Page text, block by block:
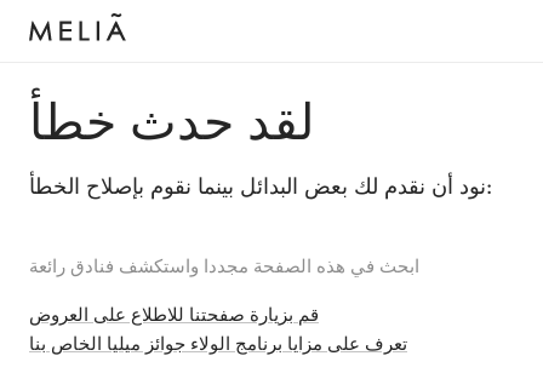
لقد حدث خطأ
نود أن نقدم لك بعض البدائل بينما نقوم بإصلاح الخطأ:
ابحث في هذه الصفحة مجددا واستكشف فنادق رائعة
قم بزيارة صفحتنا للاطلاع على العروض
تعرف على مزايا برنامج الولاء جوائز ميليا الخاص بنا